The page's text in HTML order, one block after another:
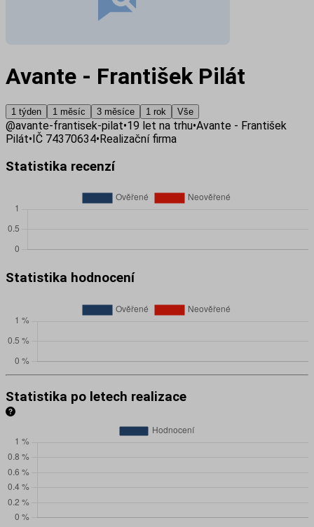
Avante - František Pilát
1 týden 1 měsíc 3 měsíce 1 rok Vše
@avante-frantisek-pilat•19 let na trhu•Avante - František
Pilát•IČ 74370634•Realizační firma
Statistika recenzí
Statistika hodnocení
Statistika po letech realizace